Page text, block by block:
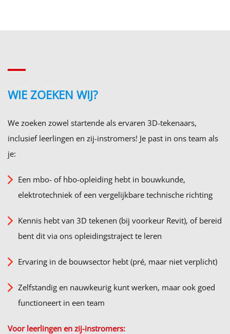
WIE ZOEKEN WIJ?
We zoeken zowel startende als ervaren 3D-tekenaars,
inclusief leerlingen en zij-instromers! Je past in ons team als
je:
Een mbo- of hbo-opleiding hebt in bouwkunde,
elektrotechniek of een vergelijkbare technische richting
Kennis hebt van 3D tekenen (bij voorkeur Revit), of bereid
bent dit via ons opleidingstraject te leren
Ervaring in de bouwsector hebt (pré, maar niet verplicht)
Zelfstandig en nauwkeurig kunt werken, maar ook goed
functioneert in een team
Voor leerlingen en zij-instromers: